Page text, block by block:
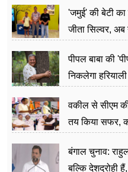
'जमुई' की बेटी
जीता सिल्वर,
पीपल बाबा की
निकलेगा
वकील से सीएम
तय किया सफर,
बंगाल चुनाव:
बल्कि देशद्रोही